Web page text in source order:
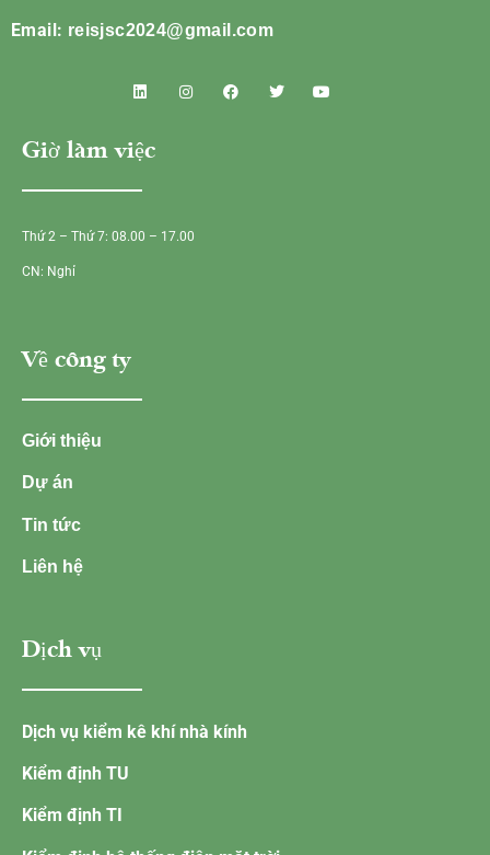
Email: reisjsc2024@gmail.com
Giờ làm việc
Thứ 2 – Thứ 7: 08.00 – 17.00
CN: Nghỉ
Về công ty
Giới thiệu
Dự án
Tin tức
Liên hệ
Dịch vụ
Dịch vụ kiểm kê khí nhà kính
Kiểm định TU
Kiểm định TI